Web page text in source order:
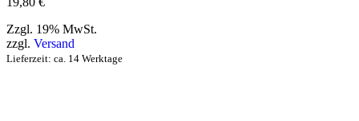
Zzgl. 19% MwSt.
zzgl. Versand
Lieferzeit: ca. 14 Werktage